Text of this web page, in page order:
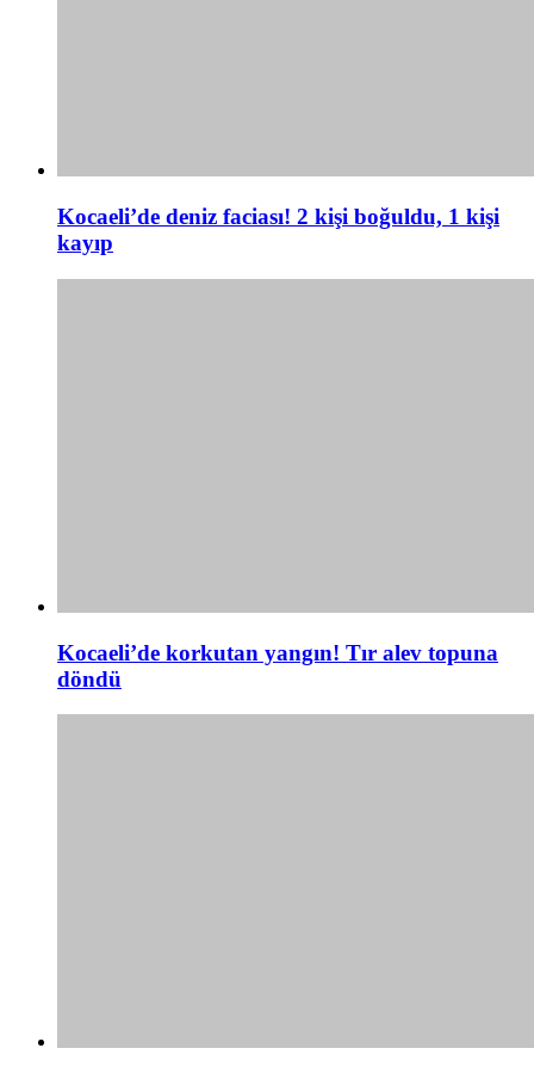
Kocaeli’de deniz faciası! 2 kişi boğuldu, 1 kişi
kayıp
Kocaeli’de korkutan yangın! Tır alev topuna
döndü